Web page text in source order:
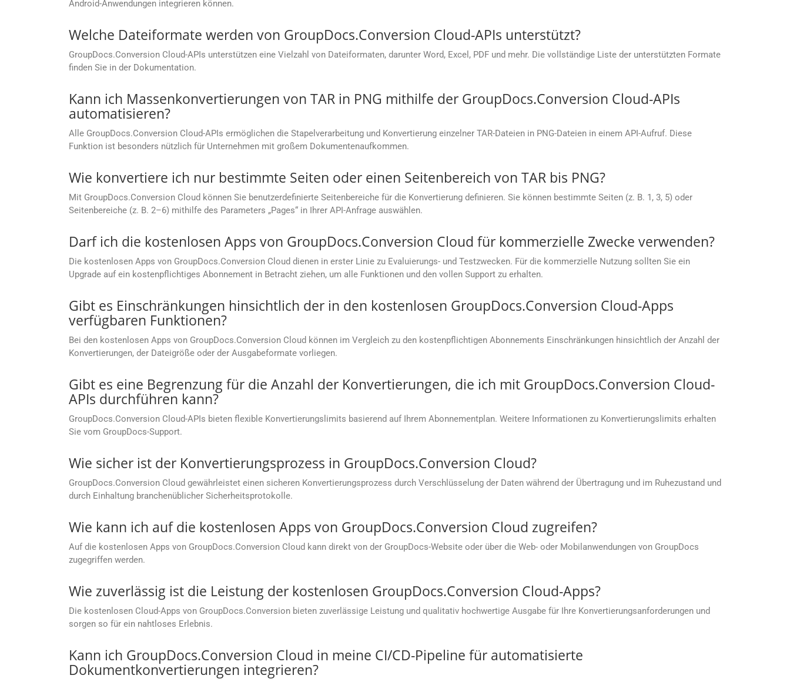
Android-Anwendungen integrieren können.
Welche Dateiformate werden von GroupDocs.Conversion Cloud-APIs unterstützt?
GroupDocs.Conversion Cloud-APIs unterstützen eine Vielzahl von Dateiformaten, darunter Word, Excel, PDF und mehr. Die vollständige Liste der unterstützten Formate
finden Sie in der Dokumentation.
Kann ich Massenkonvertierungen von TAR in PNG mithilfe der GroupDocs.Conversion Cloud-APIs
automatisieren?
Alle GroupDocs.Conversion Cloud-APIs ermöglichen die Stapelverarbeitung und Konvertierung einzelner TAR-Dateien in PNG-Dateien in einem API-Aufruf. Diese
Funktion ist besonders nützlich für Unternehmen mit großem Dokumentenaufkommen.
Wie konvertiere ich nur bestimmte Seiten oder einen Seitenbereich von TAR bis PNG?
Mit GroupDocs.Conversion Cloud können Sie benutzerdefinierte Seitenbereiche für die Konvertierung definieren. Sie können bestimmte Seiten (z. B. 1, 3, 5) oder
Seitenbereiche (z. B. 2–6) mithilfe des Parameters „Pages“ in Ihrer API-Anfrage auswählen.
Darf ich die kostenlosen Apps von GroupDocs.Conversion Cloud für kommerzielle Zwecke verwenden?
Die kostenlosen Apps von GroupDocs.Conversion Cloud dienen in erster Linie zu Evaluierungs- und Testzwecken. Für die kommerzielle Nutzung sollten Sie ein
Upgrade auf ein kostenpflichtiges Abonnement in Betracht ziehen, um alle Funktionen und den vollen Support zu erhalten.
Gibt es Einschränkungen hinsichtlich der in den kostenlosen GroupDocs.Conversion Cloud-Apps
verfügbaren Funktionen?
Bei den kostenlosen Apps von GroupDocs.Conversion Cloud können im Vergleich zu den kostenpflichtigen Abonnements Einschränkungen hinsichtlich der Anzahl der
Konvertierungen, der Dateigröße oder der Ausgabeformate vorliegen.
Gibt es eine Begrenzung für die Anzahl der Konvertierungen, die ich mit GroupDocs.Conversion Cloud-
APIs durchführen kann?
GroupDocs.Conversion Cloud-APIs bieten flexible Konvertierungslimits basierend auf Ihrem Abonnementplan. Weitere Informationen zu Konvertierungslimits erhalten
Sie vom GroupDocs-Support.
Wie sicher ist der Konvertierungsprozess in GroupDocs.Conversion Cloud?
GroupDocs.Conversion Cloud gewährleistet einen sicheren Konvertierungsprozess durch Verschlüsselung der Daten während der Übertragung und im Ruhezustand und
durch Einhaltung branchenüblicher Sicherheitsprotokolle.
Wie kann ich auf die kostenlosen Apps von GroupDocs.Conversion Cloud zugreifen?
Auf die kostenlosen Apps von GroupDocs.Conversion Cloud kann direkt von der GroupDocs-Website oder über die Web- oder Mobilanwendungen von GroupDocs
zugegriffen werden.
Wie zuverlässig ist die Leistung der kostenlosen GroupDocs.Conversion Cloud-Apps?
Die kostenlosen Cloud-Apps von GroupDocs.Conversion bieten zuverlässige Leistung und qualitativ hochwertige Ausgabe für Ihre Konvertierungsanforderungen und
sorgen so für ein nahtloses Erlebnis.
Kann ich GroupDocs.Conversion Cloud in meine CI/CD-Pipeline für automatisierte
Dokumentkonvertierungen integrieren?